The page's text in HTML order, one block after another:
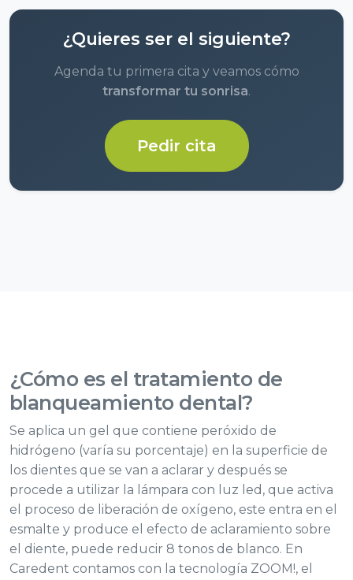
¿Quieres ser el siguiente?
Agenda tu primera cita y veamos cómo
transformar tu sonrisa.
Pedir cita
¿Cómo es el tratamiento de
blanqueamiento dental?
Se aplica un gel que contiene peróxido de
hidrógeno (varía su porcentaje) en la superficie de
los dientes que se van a aclarar y después se
procede a utilizar la lámpara con luz led, que activa
el proceso de liberación de oxígeno, este entra en el
esmalte y produce el efecto de aclaramiento sobre
el diente, puede reducir 8 tonos de blanco. En
Caredent contamos con la tecnología ZOOM!, el